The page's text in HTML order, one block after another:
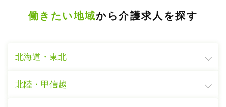
働きたい地域から介護求人を探す
北海道・東北
北陸・甲信越